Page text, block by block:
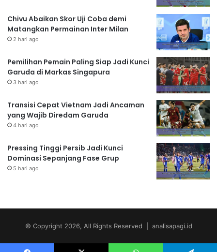
Chivu Abaikan Skor Uji Coba demi
Matangkan Permainan Inter Milan
2 hari ago
Pemilihan Pemain Paling Siap Jadi Kunci
Garuda di Markas Singapura
3 hari ago
Transisi Cepat Vietnam Jadi Ancaman
yang Wajib Diredam Garuda
4 hari ago
Pressing Tinggi Persib Jadi Kunci
Dominasi Sepanjang Fase Grup
5 hari ago
© Copyright 2026, All Rights Reserved | analisapagi.id